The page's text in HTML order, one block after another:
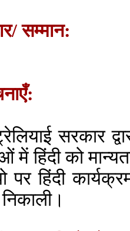
सम्मान:
सरकार
में हिंदी को
हिंदी